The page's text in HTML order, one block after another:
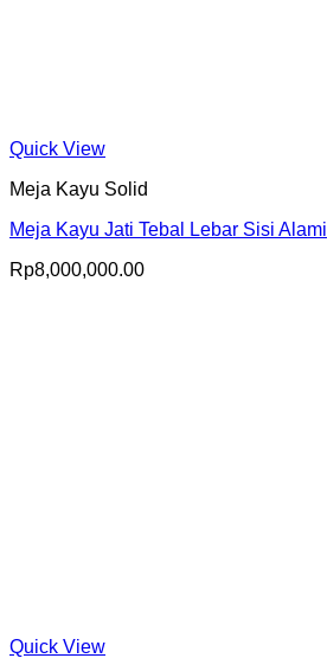
Quick View
Meja Kayu Solid
Meja Kayu Jati Tebal Lebar Sisi Alami
Rp8,000,000.00
Quick View